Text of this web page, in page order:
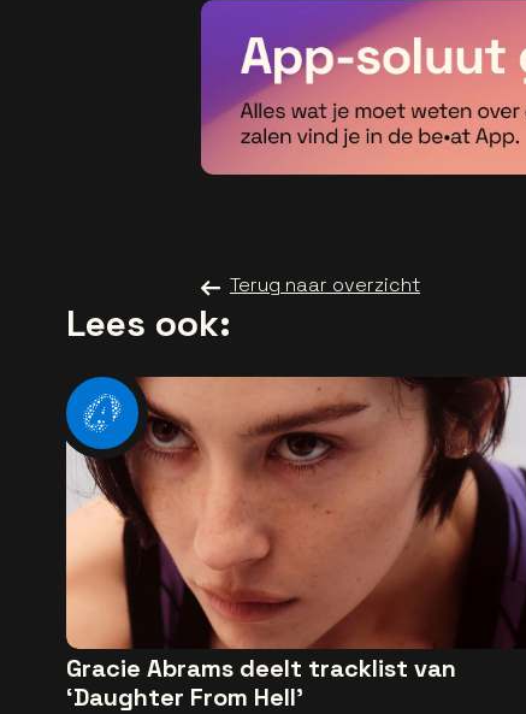
Terug naar overzicht
Lees ook:
Gracie Abrams deelt tracklist van
‘Daughter From Hell’